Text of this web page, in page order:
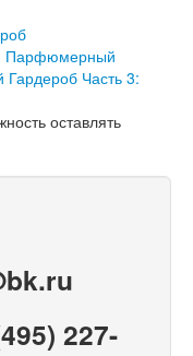
Парфюмерный
Часть 3:
оставлять
227-